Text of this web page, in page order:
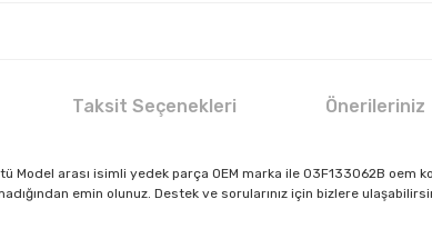
Taksit Seçenekleri Önerileriniz
Model arası isimli yedek parça OEM marka ile 03F133062B
emin olunuz. Destek ve sorularınız için bizlere